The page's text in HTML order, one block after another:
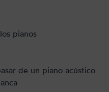
pianos
de un piano acústico